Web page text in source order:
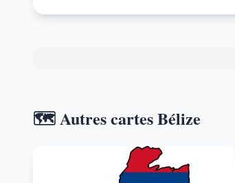
🗺️ Autres cartes Bélize